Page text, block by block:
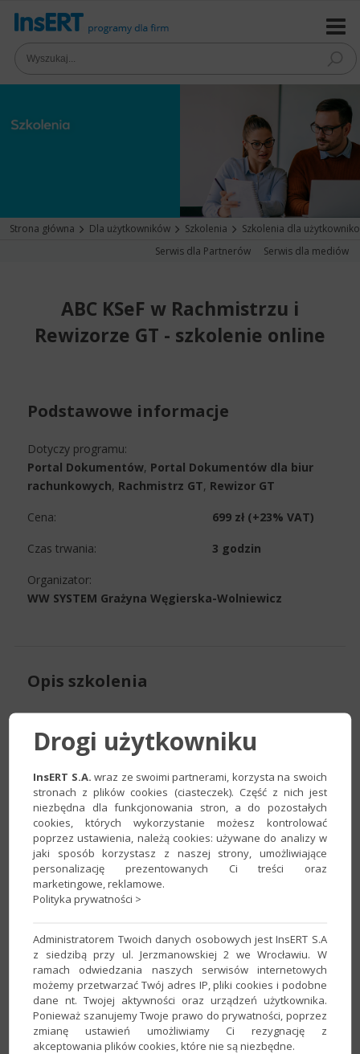
Strona główna Dla użytkowników Szkolenia
Szkolenia dla
Serwis dla Partnerów
Serwis dla mediów
ABC KSeF w Rachmistrzu i
Rewizorze GT - szkolenie online
Podstawowe informacje
Dotyczy programu:
Portal Dokumentów, Portal Dokumentów dla biur
rachunkowych, Rachmistrz GT, Rewizor GT
Cena: 699 zł (+23% VAT)
Czas trwania: 3 godzin
Organizator:
WW SYSTEM Grażyna Węgierska-Wolniewicz
Opis szkolenia
Już w 2026 roku Krajowy System e-Faktur (KSeF) stanie
się obowiązkowy dla większości przedsiębiorców. Aby
ułatwić przygotowanie się do zmian, zapraszamy na
praktyczne szkolenie poświęcone integracji KSeF z
systemami Subiekt, Rachmistrz i Rewizor.
https://sklep.wwsystemdev.pl/szkolenie
Lokalizacja szkolenia i kontakt
Ulica: Wojska Polskiego 8
Telefon: 52-307-00-30
Email:
handel@wwsystem.com.pl
Drogi użytkowniku
InsERT S.A. wraz ze swoimi partnerami, korzysta na swoich
stronach z plików cookies (ciasteczek). Część z nich jest
niezbędna dla funkcjonowania stron, a do pozostałych
cookies, których wykorzystanie możesz kontrolować
poprzez ustawienia, należą cookies: używane do analizy w
jaki sposób korzystasz z naszej strony, umożliwiające
personalizację prezentowanych Ci treści oraz
marketingowe, reklamowe.
Polityka prywatności >
Administratorem Twoich danych osobowych jest InsERT S.A
z siedzibą przy ul. Jerzmanowskiej 2 we Wrocławiu. W
ramach odwiedzania naszych serwisów internetowych
możemy przetwarzać Twój adres IP, pliki cookies i podobne
dane nt. Twojej aktywności oraz urządzeń użytkownika.
Ponieważ szanujemy Twoje prawo do prywatności, poprzez
zmianę ustawień umożliwiamy Ci rezygnację z
akceptowania plików cookies, które nie są niezbędne.